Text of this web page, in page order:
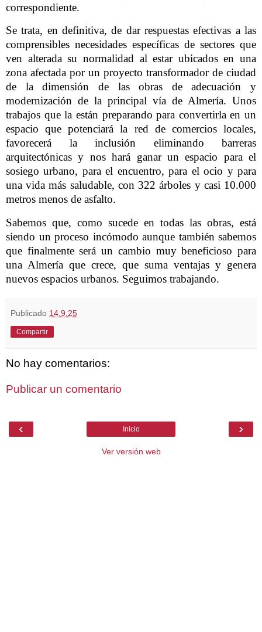
correspondiente.
Se trata, en definitiva, de dar respuestas efectivas a las
comprensibles necesidades específicas de sectores que
ven alterada su normalidad al estar ubicados en una
zona afectada por un proyecto transformador de ciudad
de la dimensión de las obras de adecuación y
modernización de la principal vía de Almería. Unos
trabajos que la están preparando para convertirla en un
espacio que potenciará la red de comercios locales,
favorecerá la inclusión eliminando barreras
arquitectónicas y nos hará ganar un espacio para el
sosiego urbano, para el encuentro, para el ocio y para
una vida más saludable, con 322 árboles y casi 10.000
metros menos de asfalto.
Sabemos que, como sucede en todas las obras, está
siendo un proceso incómodo aunque también sabemos
que finalmente será un cambio muy beneficioso para
una Almería que crece, que suma ventajas y genera
nuevos espacios urbanos. Seguimos trabajando.
Publicado 14.9.25
Compartir
No hay comentarios:
Publicar un comentario
‹ ›
Inicio
Ver versión web